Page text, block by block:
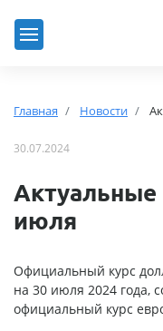
Главная Новости
30.07.2024
Актуальные
июля
Официальный курс
на 30 июля 2024 года,
официальный курс